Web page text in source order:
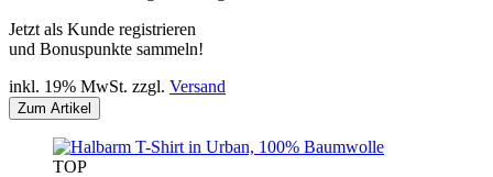
Jetzt als Kunde registrieren
und Bonuspunkte sammeln!
inkl. 19% MwSt. zzgl. Versand
Zum Artikel
TOP